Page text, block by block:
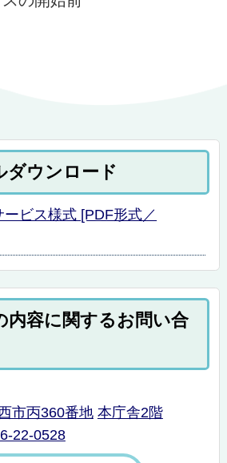
ダウンロード
ビス様式 [PDF形式／
内容に関するお問い合
市丙360番地 本庁舎2階
22-0528